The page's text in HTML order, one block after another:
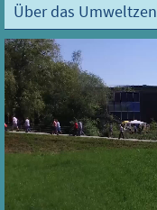
Über das
Video-
Player